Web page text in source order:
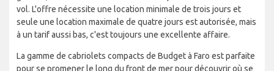
vol. L'offre nécessite une location minimale de trois jours et
seule une location maximale de quatre jours est autorisée, mais
à un tarif aussi bas, c'est toujours une excellente affaire.
La gamme de cabriolets compacts de Budget à Faro est parfaite
pour se promener le long du front de mer pour découvrir où se